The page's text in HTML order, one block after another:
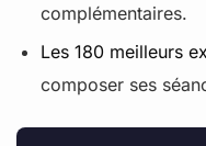
complémentaires.
Les 180 meilleurs
composer ses